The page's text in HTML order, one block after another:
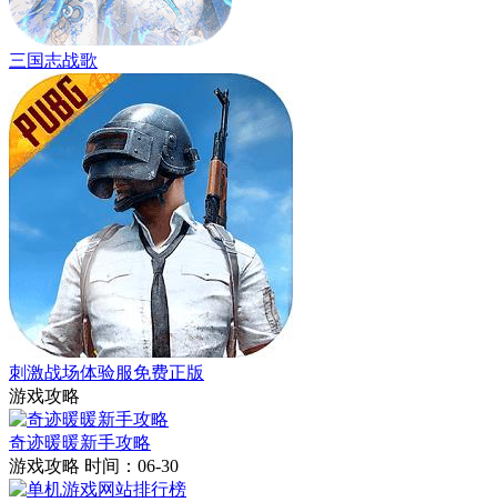
三国志战歌
刺激战场体验服免费正版
游戏攻略
奇迹暖暖新手攻略
游戏攻略 时间：06-30